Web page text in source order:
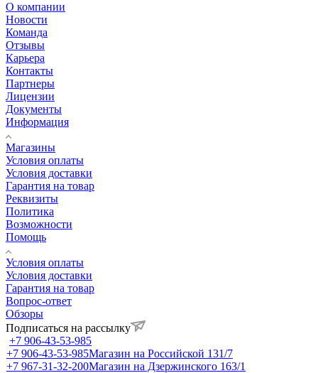
О компании
Новости
Команда
Отзывы
Карьера
Контакты
Партнеры
Лицензии
Документы
Информация
Магазины
Условия оплаты
Условия доставки
Гарантия на товар
Реквизиты
Политика
Возможности
Помощь
Условия оплаты
Условия доставки
Гарантия на товар
Вопрос-ответ
Обзоры
Подписаться на рассылку
+7 906-43-53-985
+7 906-43-53-985Магазин на Российской 131/7
+7 967-31-32-200Магазин на Дзержинского 163/1